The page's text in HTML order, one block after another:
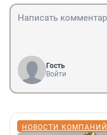
Гость
Войти
НОВОСТИ КОМПАНИЙ